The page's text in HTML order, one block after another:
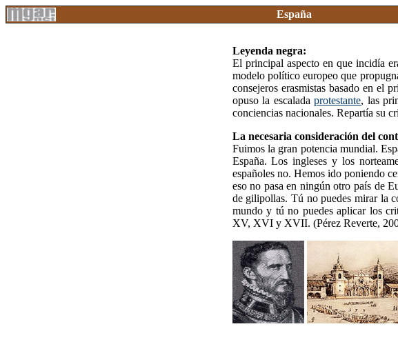
España
Leyenda negra:
El principal aspecto en que incidía
modelo político europeo que
consejeros erasmistas basado en el
opuso la escaladaprotestante, las
conciencias nacionales. Repartía su
La necesaria consideración del
Fuimos la gran potencia mundial.
España. Los ingleses y los
españoles no. Hemos ido poniendo
eso no pasa en ningún otro país de
de gilipollas. Tú no puedes mirar la
mundo y tú no puedes aplicar los
XV, XVI y XVII. (Pérez Reverte,